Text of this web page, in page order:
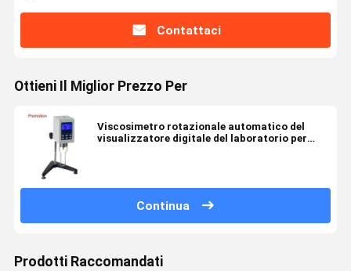
Contattaci
Ottieni Il Miglior Prezzo Per
Viscosimetro rotazionale automatico del
visualizzatore digitale del laboratorio per
Continua
Prodotti Raccomandati